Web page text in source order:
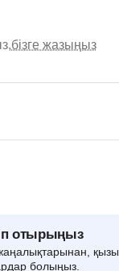
бізге жазыңыз
отырыңыз
болыңыз.